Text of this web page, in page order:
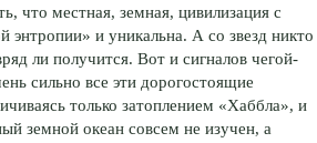
что местная, земная, цивилизация с
энтропии» и уникальна. А со звезд никто
ли получится. Вот и сигналов чегой-
сильно все эти дорогостоящие
только затоплением «Хаббла», и
земной океан совсем не изучен, а